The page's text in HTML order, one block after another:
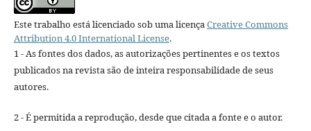
Este trabalho está licenciado sob uma licençaCreative Commons
Attribution 4.0 International License.
1 - As fontes dos dados, as autorizações pertinentes e os textos
publicados na revista são de inteira responsabilidade de seus
autores.
2 - É permitida a reprodução, desde que citada a fonte e o autor.